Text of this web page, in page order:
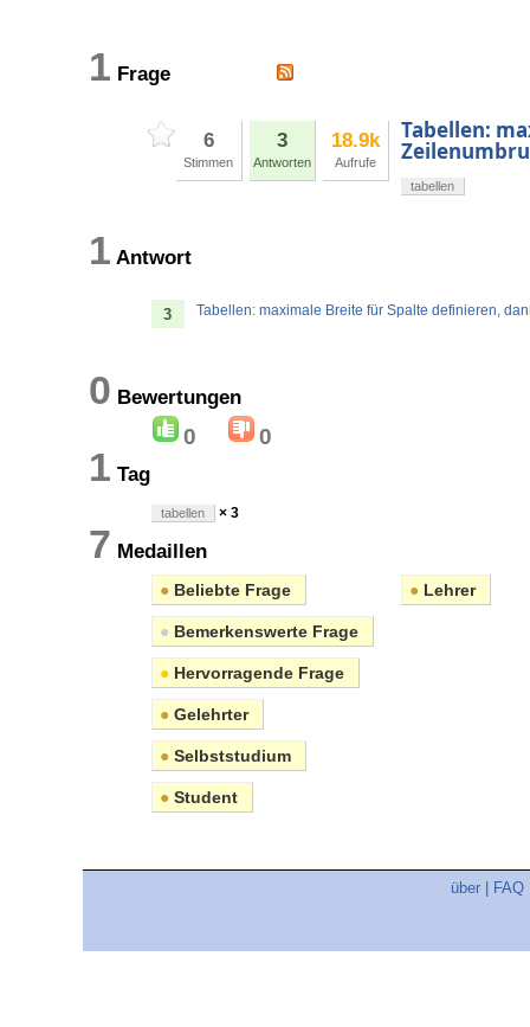
1 Frage
6
Stimmen
3
Antworten
18.9k
Aufrufe
Tabellen:
tabellen
1 Antwort
3 Tabellen: maximale Breite für Spalte definieren,
0 Bewertungen
0 0
1 Tag
tabellen × 3
7 Medaillen
● Beliebte Frage
● Bemerkenswerte Frage
● Hervorragende Frage
● Gelehrter
● Selbststudium
● Student
● Lehrer
über FAQ